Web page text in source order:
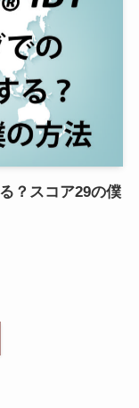
？スコア29の僕